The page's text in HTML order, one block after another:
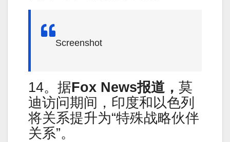
Screenshot
14。据Fox News报道， 莫
迪访问期间，印度和以色列
将关系提升为“特殊战略伙伴
关系”。